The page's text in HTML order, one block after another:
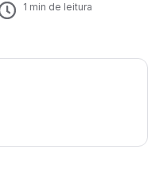
1 min de leitura